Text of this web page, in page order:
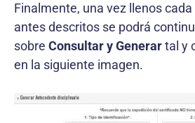
Finalmente, una vez llenos
antes descritos se podrá
sobre Consultar y Generartal y
en la siguiente imagen.